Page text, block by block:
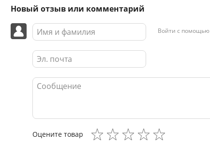
Новый отзыв или комментарий
Войти с помощью
Оцените товар